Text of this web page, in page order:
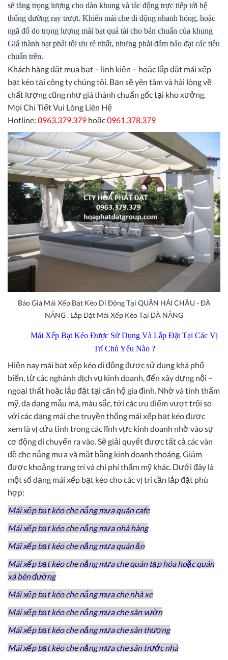
sẽ tăng trọng lượng cho dàn khung và tác động trực tiếp tới hệ
thống đường ray trượt. Khiến mái che di động nhanh hỏng, hoặc
ngã đổ do trọng lượng mái bạt quá tải cho bản chuẩn của khung
Giá thành bạt phải tối ưu rẻ nhất, nhưng phải đảm bảo đạt các tiêu
chuẩn trên.
Khách hàng đặt mua bạt – linh kiện – hoặc lắp đặt mái xếp
bạt kéo tại công ty chúng tôi. Bạn sẽ yên tâm và hài lòng về
chất lượng cũng như giá thành chuẩn gốc tại kho xưởng.
Mọi Chi Tiết Vui Lòng Liên Hệ
Hotline: 0963.379.379 hoặc0961.378.379
Báo Giá Mái Xếp Bạt Kéo Di Động Tại QUẬN HẢI CHÂU - ĐÀ
NẴNG , Lắp Đặt Mái Xếp Kéo Tại ĐÀ NẴNG
Mái Xếp Bạt Kéo Được Sử Dụng Và Lắp Đặt Tại Các Vị
Trí Chủ Yếu Nào ?
Hiện nay mái bạt xếp kéo di động được sử dụng khá phổ
biến, từ các nghành dịch vụ kinh doanh, đến xây dựng nội –
ngoại thất hoặc lắp đặt tại căn hộ gia đình. Nhờ và tính thẩm
mỹ, đa dạng mẫu mã, màu sắc, tới các ưu điểm vượt trội so
với các dạng mái che truyền thống mái xếp bạt kéo được
xem là vị cứu tinh trong các lĩnh vực kinh doanh nhờ vào sự
cơ động di chuyển ra vào. Sẽ giải quyết được tất cả các vàn
đề che nắng mưa và mặt bằng kinh doanh thoáng. Giảm
được khoảng trang trí và chi phí thẩm mỹ khác. Dưới đây là
một số dạng mái xếp bạt kéo cho các vị trí cần lắp đặt phù
hợp:
Mái xếp bạt kéo che nắng mưa quán cafe
Mái xếp bạt kéo che nắng mưa nhà hàng
Mái xếp bạt kéo che nắng mưa quán ăn
Mái xếp bạt kéo che nắng mưa che quán tạp hóa hoặc quán
xá bên đường
Mái xếp bạt kéo che nắng mưa che nhà xe
Mái xếp bạt kéo che nắng mưa che sân vườn
Mái xếp bạt kéo che nắng mưa che sân thượng
Mái xếp bạt kéo che nắng mưa che sân trước nhà